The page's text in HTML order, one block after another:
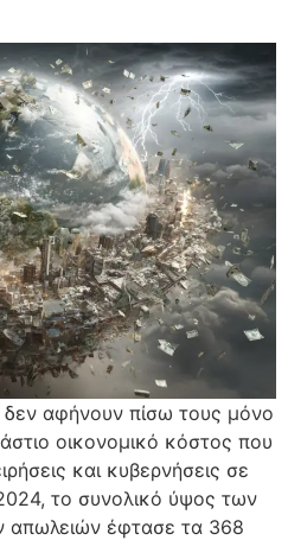
αφήνουν πίσω τους μόνο
οικονομικό κόστος που
και κυβερνήσεις σε
το συνολικό ύψος των
απωλειών έφτασε τα 368